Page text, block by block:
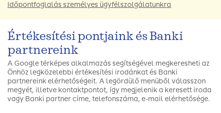
Időpontfoglalás személyes ügyfélszolgálatunkra
Értékesítési pontjaink és Banki
partnereink
A Google térképes alkalmazás segítségével megkeresheti az
Önhöz legközelebbi értékesítési irodánkat és Banki
partnereink elérhetőségeit. A legördülő menüből válasszon
megyét, illetve kontaktpontot, így megjelenik a keresett iroda
vagy Banki partner címe, telefonszáma, e-mail elérhetősége.